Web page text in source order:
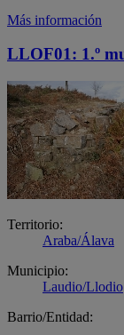
Más información
LLOF01: 1.º
Territorio:
Araba/Álava
Municipio:
Laudio/Llodio
Barrio/Entidad: